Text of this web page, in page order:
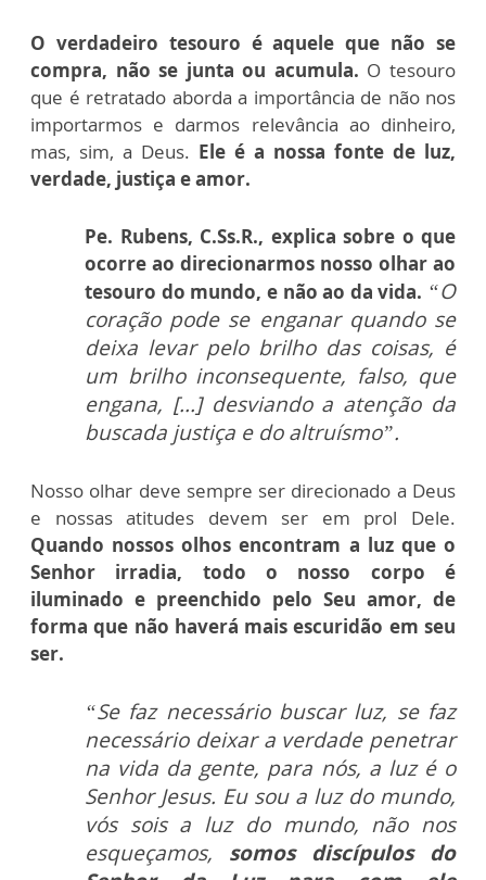
O verdadeiro tesouro é aquele que não se
compra, não se junta ou acumula. O tesouro
que é retratado aborda a importância de não nos
importarmos e darmos relevância ao dinheiro,
mas, sim, a Deus. Ele é a nossa fonte de luz,
verdade, justiça e amor.
Pe. Rubens, C.Ss.R., explica sobre o que
ocorre ao direcionarmos nosso olhar ao
tesouro do mundo, e não ao da vida. “O
coração pode se enganar quando se
deixa levar pelo brilho das coisas, é
um brilho inconsequente, falso, que
engana, [...] desviando a atenção da
buscada justiça e do altruísmo”.
Nosso olhar deve sempre ser direcionado a Deus
e nossas atitudes devem ser em prol Dele.
Quando nossos olhos encontram a luz que o
Senhor irradia, todo o nosso corpo é
iluminado e preenchido pelo Seu amor, de
forma que não haverá mais escuridão em seu
ser.
“Se faz necessário buscar luz, se faz
necessário deixar a verdade penetrar
na vida da gente, para nós, a luz é o
Senhor Jesus. Eu sou a luz do mundo,
vós sois a luz do mundo, não nos
esqueçamos, somos discípulos do